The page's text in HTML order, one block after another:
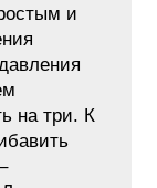
и
на три. К